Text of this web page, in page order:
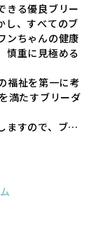
が多く、販売ま
を受けることが
リスクや社会性
ても望ましいと
トショップを介
オークションや
行ってしませ
こちら
問題です。こ
ーダーの責任
きる優良ブリー
し、すべてのブ
ンちゃんの健康
慎重に見極める
福祉を第一に考
満たすブリーダ
ますので、ブリ
行われている
な負担が大き